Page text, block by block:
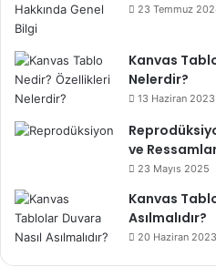
23 Temmuz
Kanvas
Nelerdir?
13 Haziran 2023
ve
23 Mayıs 2025
Kanvas
Asılmalıdır?
20 Haziran 2023